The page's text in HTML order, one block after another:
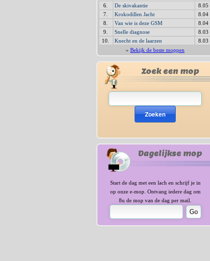
6.
De skivakantie
8.05
7.
Krokodillen Jacht
8.04
8.
Van wie is deze GSM
8.04
9.
Snelle diagnose
8.03
10.
Knecht en de laarzen
8.03
» Bekijk de beste moppen
Zoek een mop
Zoeken
Dagelijkse mop
Start de dag met een lach en schrijf je in
op onze e-mop. Ontvang iedere dag om
8u de mop van de dag per mail.